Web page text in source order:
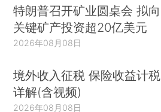
特朗普召开矿业圆桌会 拟向
关键矿产投资超20亿美元
2026年08月08日
境外收入征税 保险收益计税
详解(含视频)
2026年08月08日